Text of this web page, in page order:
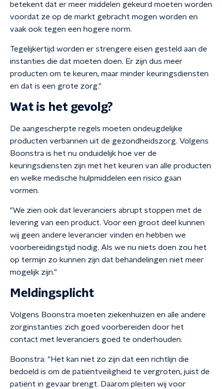
betekent dat er meer middelen gekeurd moeten worden
voordat ze op de markt gebracht mogen worden en
vaak ook tegen een hogere norm.
Tegelijkertijd worden er strengere eisen gesteld aan de
instanties die dat moeten doen. Er zijn dus meer
producten om te keuren, maar minder keuringsdiensten
en dat is een grote zorg."
Wat is het gevolg?
De aangescherpte regels moeten ondeugdelijke
producten verbannen uit de gezondheidszorg. Volgens
Boonstra is het nu onduidelijk hoe ver de
keuringsdiensten zijn met het keuren van alle producten
en welke medische hulpmiddelen een risico gaan
vormen.
"We zien ook dat leveranciers abrupt stoppen met de
levering van een product. Voor een groot deel kunnen
wij geen andere leverancier vinden en hebben we
voorbereidingstijd nodig. Als we nu niets doen zou het
op termijn zo kunnen zijn dat behandelingen niet meer
mogelijk zijn."
Meldingsplicht
Volgens Boonstra moeten ziekenhuizen en alle andere
zorginstanties zich goed voorbereiden door het
contact met leveranciers goed te onderhouden.
Boonstra: "Het kan niet zo zijn dat een richtlijn die
bedoeld is om de patiëntveiligheid te vergroten, juist de
patiënt in gevaar brengt. Daarom pleiten wij voor